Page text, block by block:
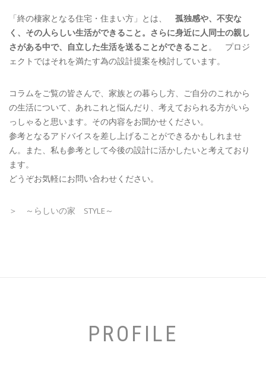
「終の棲家となる住宅・住まい方」とは、 孤独感や、不安な
く、その人らしい生活ができること。さらに身近に人同士の親し
さがある中で、自立した生活を送ることができること。 プロジ
ェクトではそれを満たす為の設計提案を検討しています。
コラムをご覧の皆さんで、家族との暮らし方、ご自分のこれから
の生活について、あれこれと悩んだり、考えておられる方がいら
っしゃると思います。その内容をお聞かせください。
参考となるアドバイスを差し上げることができるかもしれませ
ん。また、私も参考として今後の設計に活かしたいと考えており
ます。
どうぞお気軽にお問い合わせください。
＞ ～らしいの家 STYLE～
PROFILE